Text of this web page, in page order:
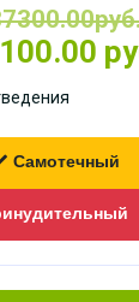
Самотечный